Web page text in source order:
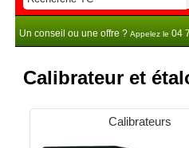
Un conseil ou une offre ? Appelez le 04
Calibrateur et
Calibrateurs